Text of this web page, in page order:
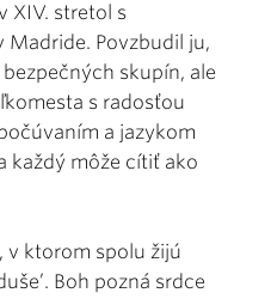
XIV. stretol s
Povzbudil ju,
skupín, ale
s radosťou
a jazykom
každý môže cítiť ako
v ktorom spolu žijú
Boh pozná srdce